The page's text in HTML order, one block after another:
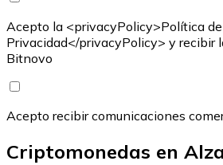
Acepto la <privacyPolicy>Política de
Privacidad</privacyPolicy> y recibir
Bitnovo
Acepto recibir comunicaciones
Criptomonedas en